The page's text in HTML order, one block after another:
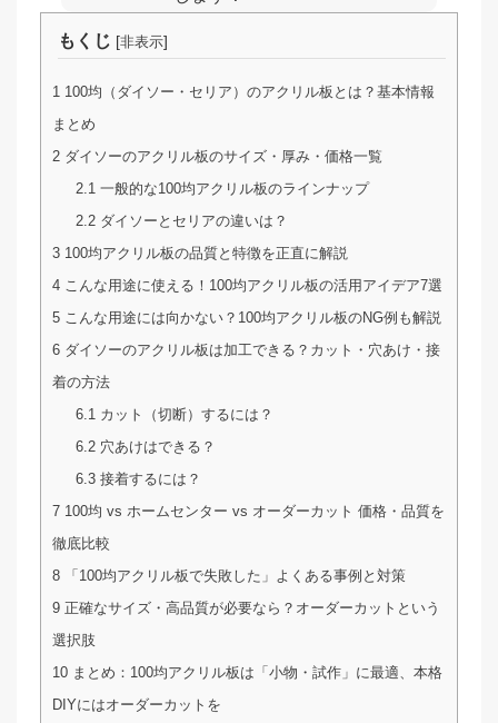
もくじ [非表示]
1100均（ダイソー・セリア）のアクリル板とは？基本情報
まとめ
2ダイソーのアクリル板のサイズ・厚み・価格一覧
2.1一般的な100均アクリル板のラインナップ
2.2ダイソーとセリアの違いは？
3100均アクリル板の品質と特徴を正直に解説
4こんな用途に使える！100均アクリル板の活用アイデア7選
5こんな用途には向かない？100均アクリル板のNG例も解説
6ダイソーのアクリル板は加工できる？カット・穴あけ・接
着の方法
6.1カット（切断）するには？
6.2穴あけはできる？
6.3接着するには？
7100均 vs ホームセンター vs オーダーカット 価格・品質を
徹底比較
8「100均アクリル板で失敗した」よくある事例と対策
9正確なサイズ・高品質が必要なら？オーダーカットという
選択肢
10まとめ：100均アクリル板は「小物・試作」に最適、本格
DIYにはオーダーカットを